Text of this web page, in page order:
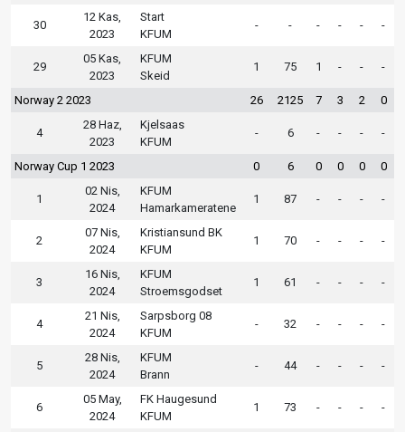
30
12 Kas,
2023
Start
KFUM
- - - - - -
29
05 Kas,
2023
KFUM
Skeid
1 75 1 - - -
Norway 2 2023 26 2125 7 3 2 0
4
28 Haz,
2023
Kjelsaas
KFUM
- 6 - - - -
Norway Cup 1 2023 0 6 0 0 0 0
1
02 Nis,
2024
KFUM
Hamarkameratene
1 87 - - - -
2
07 Nis,
2024
Kristiansund BK
KFUM
1 70 - - - -
3
16 Nis,
2024
KFUM
Stroemsgodset
1 61 - - - -
4
21 Nis,
2024
Sarpsborg 08
KFUM
- 32 - - - -
5
28 Nis,
2024
KFUM
Brann
- 44 - - - -
6
05 May,
2024
FK Haugesund
KFUM
1 73 - - - -